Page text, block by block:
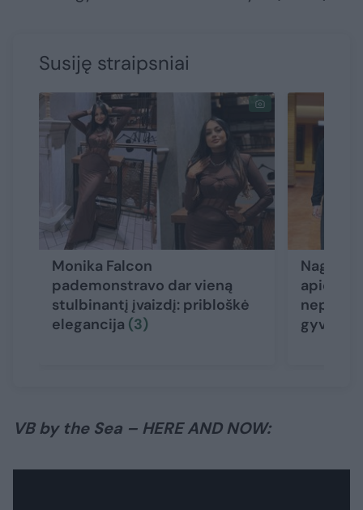
Susiję straipsniai
Monika Falcon
pademonstravo dar vieną
stulbinantį įvaizdį: pribloškė
elegancija (3)
Naglis
apie
gyvas“
VB by the Sea – HERE AND NOW: